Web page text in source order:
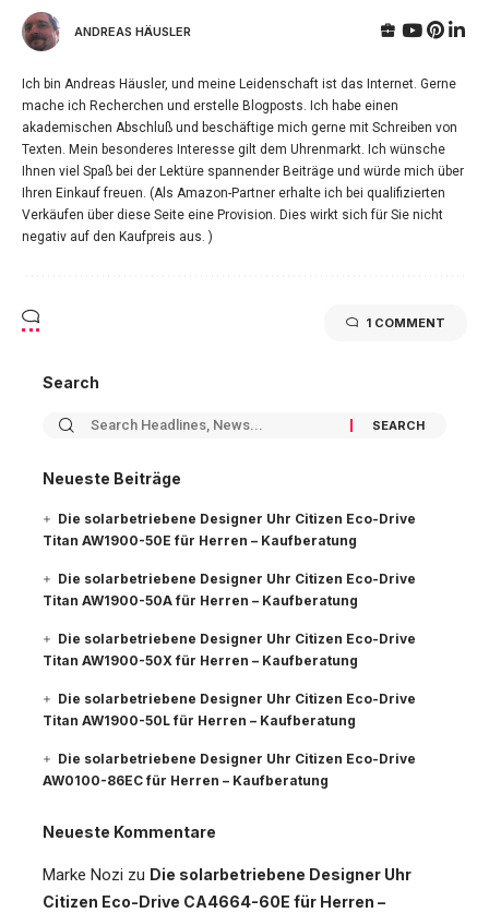
ANDREAS HÄUSLER
Ich bin Andreas Häusler, und meine Leidenschaft ist das Internet. Gerne
mache ich Recherchen und erstelle Blogposts. Ich habe einen
akademischen Abschluß und beschäftige mich gerne mit Schreiben von
Texten. Mein besonderes Interesse gilt dem Uhrenmarkt. Ich wünsche
Ihnen viel Spaß bei der Lektüre spannender Beiträge und würde mich über
Ihren Einkauf freuen. (Als Amazon-Partner erhalte ich bei qualifizierten
Verkäufen über diese Seite eine Provision. Dies wirkt sich für Sie nicht
negativ auf den Kaufpreis aus. )
1 COMMENT
Search
Neueste Beiträge
Die solarbetriebene Designer Uhr Citizen Eco-Drive
Titan AW1900-50E für Herren – Kaufberatung
Die solarbetriebene Designer Uhr Citizen Eco-Drive
Titan AW1900-50A für Herren – Kaufberatung
Die solarbetriebene Designer Uhr Citizen Eco-Drive
Titan AW1900-50X für Herren – Kaufberatung
Die solarbetriebene Designer Uhr Citizen Eco-Drive
Titan AW1900-50L für Herren – Kaufberatung
Die solarbetriebene Designer Uhr Citizen Eco-Drive
AW0100-86EC für Herren – Kaufberatung
Neueste Kommentare
Marke Nozi zu Die solarbetriebene Designer Uhr
Citizen Eco-Drive CA4664-60E für Herren –